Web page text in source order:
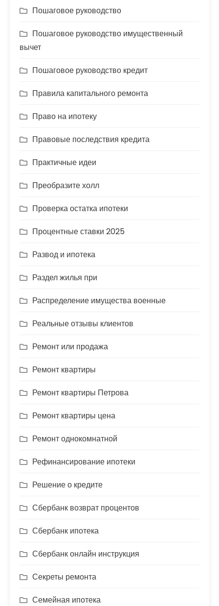
Пошаговое руководство
Пошаговое руководство имущественный
вычет
Пошаговое руководство кредит
Правила капитального ремонта
Право на ипотеку
Правовые последствия кредита
Практичные идеи
Преобразите холл
Проверка остатка ипотеки
Процентные ставки 2025
Развод и ипотека
Раздел жилья при
Распределение имущества военные
Реальные отзывы клиентов
Ремонт или продажа
Ремонт квартиры
Ремонт квартиры Петрова
Ремонт квартиры цена
Ремонт однокомнатной
Рефинансирование ипотеки
Решение о кредите
Сбербанк возврат процентов
Сбербанк ипотека
Сбербанк онлайн инструкция
Секреты ремонта
Семейная ипотека